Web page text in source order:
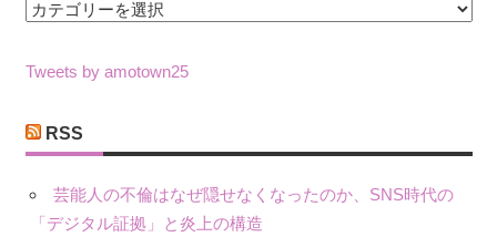
カ
ゴ
ー
Tweets by amotown25
RSS
芸能人の不倫はなぜ隠せなくなったのか、SNS時代の
「デジタル証拠」と炎上の構造